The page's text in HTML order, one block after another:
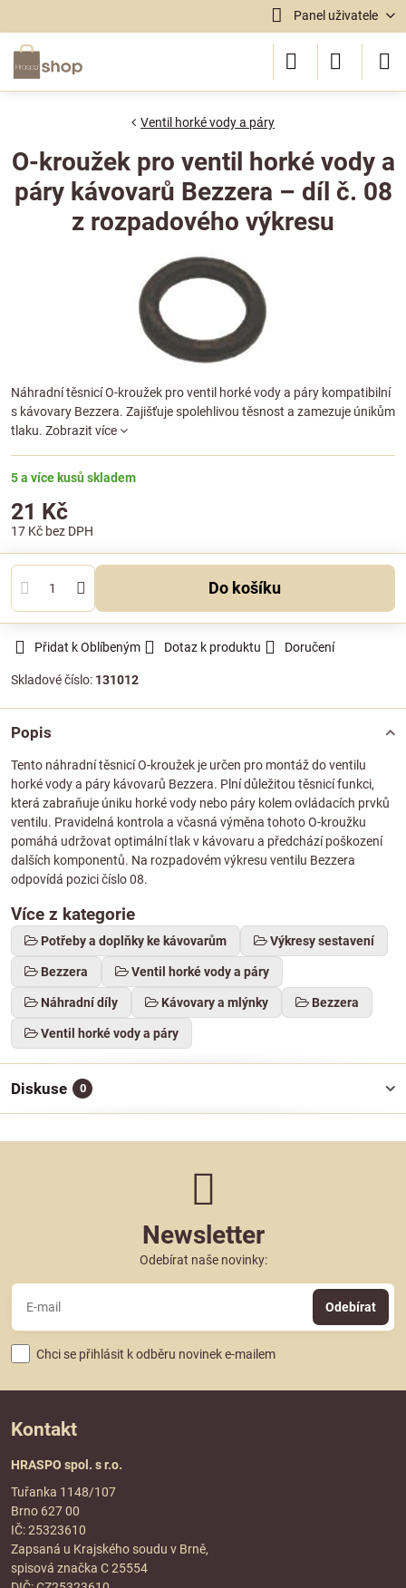
Panel uživatele
Ventil horké vody a páry
O-kroužek pro ventil horké vody a
páry kávovarů Bezzera – díl č. 08
z rozpadového výkresu
Náhradní těsnicí O-kroužek pro ventil horké vody a páry kompatibilní
s kávovary Bezzera. Zajišťuje spolehlivou těsnost a zamezuje únikům
tlaku. Zobrazit více
5 a více kusů skladem
21 Kč
17 Kč bez DPH
Do košíku
Přidat k Oblíbeným Dotaz k produktu Doručení
Skladové číslo: 131012
Popis
Tento náhradní těsnicí O-kroužek je určen pro montáž do ventilu
horké vody a páry kávovarů Bezzera. Plní důležitou těsnicí funkci,
která zabraňuje úniku horké vody nebo páry kolem ovládacích prvků
ventilu. Pravidelná kontrola a včasná výměna tohoto O-kroužku
pomáhá udržovat optimální tlak v kávovaru a předchází poškození
dalších komponentů. Na rozpadovém výkresu ventilu Bezzera
odpovídá pozici číslo 08.
Více z kategorie
Potřeby a doplňky ke kávovarům Výkresy sestavení
Bezzera Ventil horké vody a páry
Náhradní díly Kávovary a mlýnky Bezzera
Ventil horké vody a páry
Diskuse 0
Newsletter
Odebírat naše novinky:
Odebírat
Chci se přihlásit k odběru novinek e-mailem
Kontakt
HRASPO spol. s r.o.
Tuřanka 1148/107
Brno 627 00
IČ: 25323610
Zapsaná u Krajského soudu v Brně,
spisová značka C 25554